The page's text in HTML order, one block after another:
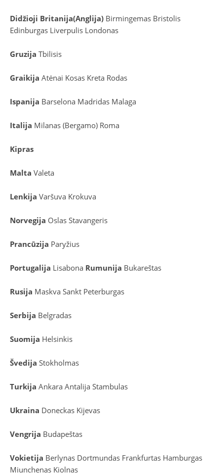
Didžioji Britanija(Anglija) Birmingemas Bristolis
Edinburgas Liverpulis Londonas
Gruzija Tbilisis
Graikija Atėnai Kosas Kreta Rodas
Ispanija Barselona Madridas Malaga
Italija Milanas (Bergamo) Roma
Kipras
Malta Valeta
Lenkija Varšuva Krokuva
Norvegija Oslas Stavangeris
Prancūzija Paryžius
Portugalija Lisabona Rumunija Bukareštas
Rusija Maskva Sankt Peterburgas
Serbija Belgradas
Suomija Helsinkis
Švedija Stokholmas
Turkija Ankara Antalija Stambulas
Ukraina Doneckas Kijevas
Vengrija Budapeštas
Vokietija Berlynas Dortmundas Frankfurtas Hamburgas
Miunchenas Kiolnas